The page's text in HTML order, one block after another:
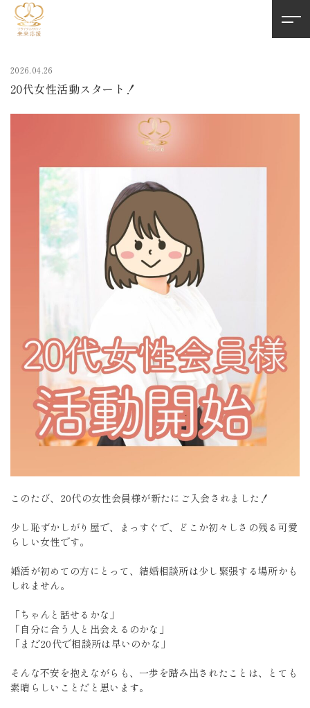
2026.04.26
20代女性活動スタート！
このたび、20代の女性会員様が新たにご入会されました！
少し恥ずかしがり屋で、まっすぐで、どこか初々しさの残る可愛
らしい女性です。
婚活が初めての方にとって、結婚相談所は少し緊張する場所かも
しれません。
「ちゃんと話せるかな」
「自分に合う人と出会えるのかな」
「まだ20代で相談所は早いのかな」
そんな不安を抱えながらも、一歩を踏み出されたことは、とても
素晴らしいことだと思います。